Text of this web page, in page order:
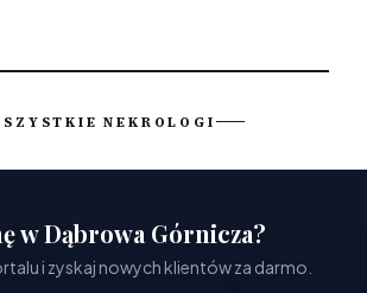
NEKROLOGI
w Dąbrowa Górnicza?
i zyskaj nowych klientów za darmo.